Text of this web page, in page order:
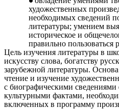
художественных
необходимых сведений
литературы; умением
историческое и
правильно пользоваться
Цель изучения литературы в
искусству слова, богатству
зарубежной литературы.
чтение и изучение
с биографическими сведениями
культурными фактами,
включенных в программу